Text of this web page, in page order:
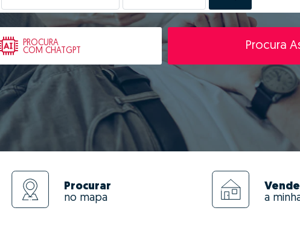
PROCURA
COM CHATGPT
Procura
Procurar
no mapa
a